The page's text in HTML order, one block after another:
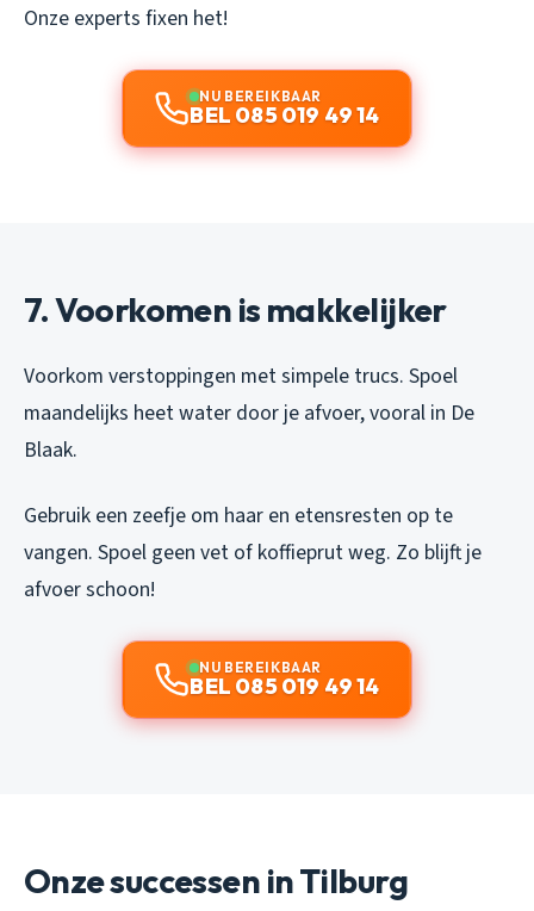
Onze experts fixen het!
NU BEREIKBAAR
BEL 085 019 49 14
7. Voorkomen is makkelijker
Voorkom verstoppingen met simpele trucs. Spoel
maandelijks heet water door je afvoer, vooral in De
Blaak.
Gebruik een zeefje om haar en etensresten op te
vangen. Spoel geen vet of koffieprut weg. Zo blijft je
afvoer schoon!
NU BEREIKBAAR
BEL 085 019 49 14
Onze successen in Tilburg